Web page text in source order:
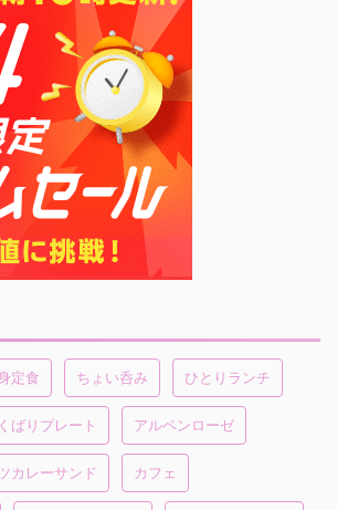
定食 ちょい呑み ひとりランチ
ばりプレート アルペンローゼ
カレーサンド カフェ